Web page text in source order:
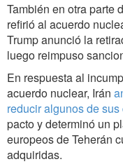
También en otra parte
refirió al acuerdo
Trump anunció la
luego reimpuso
En respuesta al
acuerdo nuclear, Irán
reducir algunos de
pacto y determinó un
europeos de Teherán
adquiridas.